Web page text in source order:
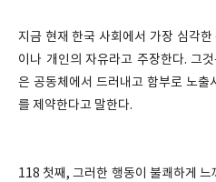
지금 현재 한국 사회에서 가장 심각
이나 개인의 자유라고 주장한다. 그
은 공동체에서 드러내고 함부로 노출
를 제약한다고 말한다.
118 첫째, 그러한 행동이 불쾌하게